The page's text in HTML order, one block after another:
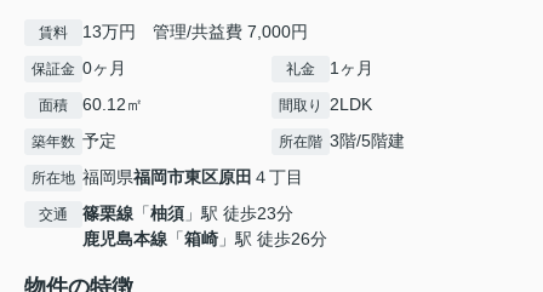
賃料 13万円 管理/共益費 7,000円
保証金 0ヶ月 礼金 1ヶ月
面積 60.12㎡ 間取り 2LDK
築年数 予定 所在階 3階/5階建
所在地 福岡県福岡市東区原田 ４丁目
交通 篠栗線 「柚須 」駅 徒歩23分
鹿児島本線 「箱崎 」駅 徒歩26分